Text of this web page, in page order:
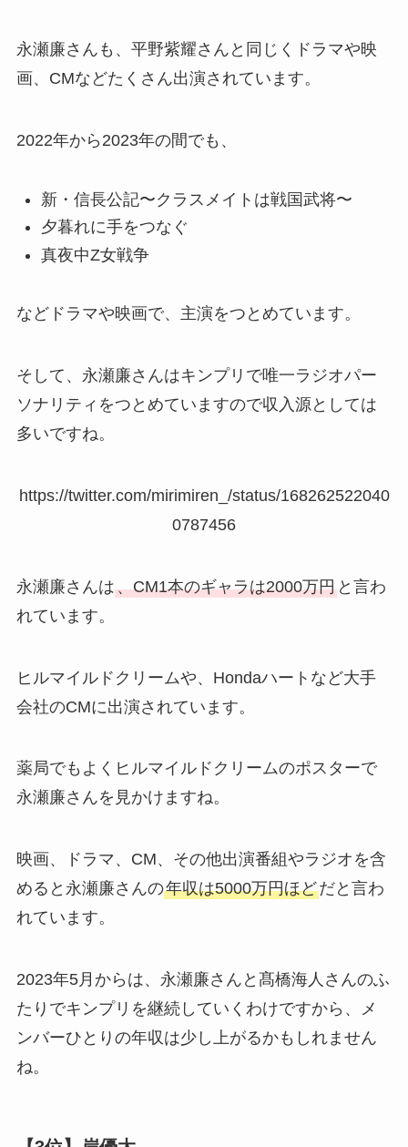
永瀬廉さんも、平野紫耀さんと同じくドラマや映
画、CMなどたくさん出演されています。
2022年から2023年の間でも、
新・信長公記〜クラスメイトは戦国武将〜
夕暮れに手をつなぐ
真夜中Z女戦争
などドラマや映画で、主演をつとめています。
そして、永瀬廉さんはキンプリで唯一ラジオパー
ソナリティをつとめていますので収入源としては
多いですね。
https://twitter.com/mirimiren_/status/168262522040
0787456
永瀬廉さんは、CM1本のギャラは2000万円と言わ
れています。
ヒルマイルドクリームや、Hondaハートなど大手
会社のCMに出演されています。
薬局でもよくヒルマイルドクリームのポスターで
永瀬廉さんを見かけますね。
映画、ドラマ、CM、その他出演番組やラジオを含
めると永瀬廉さんの年収は5000万円ほどだと言わ
れています。
2023年5月からは、永瀬廉さんと髙橋海人さんのふ
たりでキンプリを継続していくわけですから、メ
ンバーひとりの年収は少し上がるかもしれません
ね。